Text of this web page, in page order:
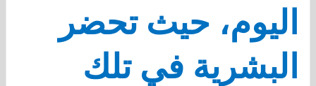
اليوم، حيث تحضر
البشرية في تلك